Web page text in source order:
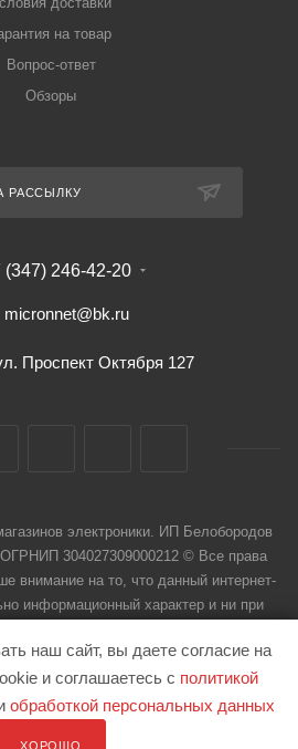
на товар
Вопрос-ответ
Обзоры
РАССЫЛКУ
(347) 246-42-20
micronnet@bk.ru
Проспект Октября 127
электроники. ИП Белобородов
304027309000212 © Все права
на то, что данный интернет-
информационный характер и ни при
наш сайт, вы даете согласие на
и соглашаетесь с политикой
обработкой персональных данных
ХОРОШО